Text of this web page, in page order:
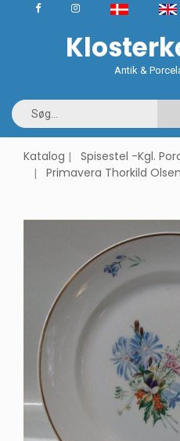
Antik &
Katalog
Spisestel -Kgl.
Primavera Thorkild